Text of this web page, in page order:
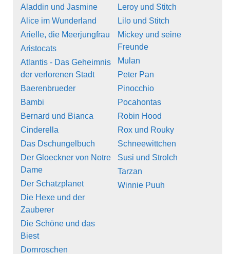
Aladdin und Jasmine
Alice im Wunderland
Arielle, die Meerjungfrau
Aristocats
Atlantis - Das Geheimnis
der verlorenen Stadt
Baerenbrueder
Bambi
Bernard und Bianca
Cinderella
Das Dschungelbuch
Der Gloeckner von Notre
Dame
Der Schatzplanet
Die Hexe und der
Zauberer
Die Schöne und das
Biest
Dornroschen
Leroy und Stitch
Lilo und Stitch
Mickey und seine
Freunde
Mulan
Peter Pan
Pinocchio
Pocahontas
Robin Hood
Rox und Rouky
Schneewittchen
Susi und Strolch
Tarzan
Winnie Puuh